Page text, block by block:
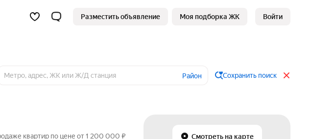
Разместить объявление Моя подборка ЖК Войти
Район Сохранить поиск
Смотреть на карте
квартир по цене от 1 200 000 ₽